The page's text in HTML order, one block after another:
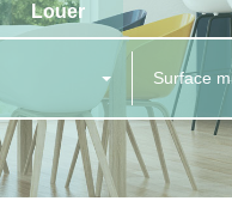
Louer